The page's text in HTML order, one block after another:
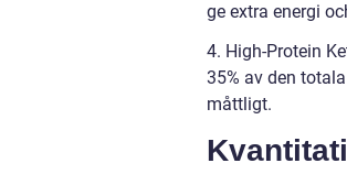
ge extra energi
4. High-Protein
35% av den
måttligt.